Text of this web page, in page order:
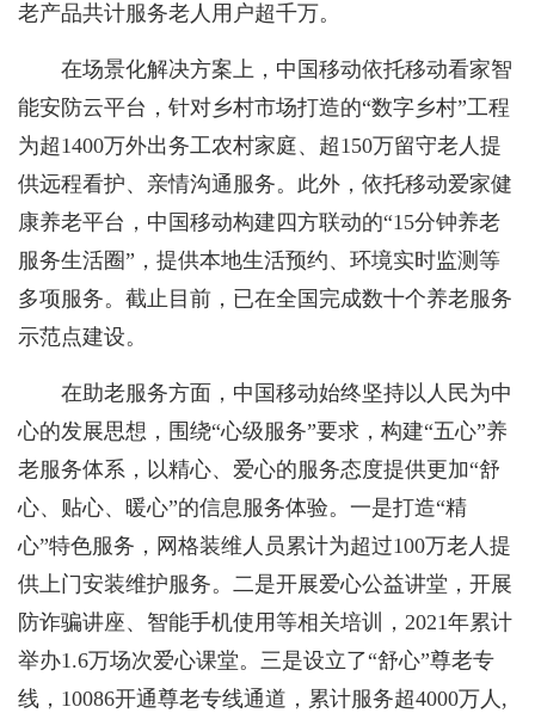
老产品共计服务老人用户超千万。
在场景化解决方案上，中国移动依托移动看家智
能安防云平台，针对乡村市场打造的“数字乡村”工程
为超1400万外出务工农村家庭、超150万留守老人提
供远程看护、亲情沟通服务。此外，依托移动爱家健
康养老平台，中国移动构建四方联动的“15分钟养老
服务生活圈”，提供本地生活预约、环境实时监测等
多项服务。截止目前，已在全国完成数十个养老服务
示范点建设。
在助老服务方面，中国移动始终坚持以人民为中
心的发展思想，围绕“心级服务”要求，构建“五心”养
老服务体系，以精心、爱心的服务态度提供更加“舒
心、贴心、暖心”的信息服务体验。一是打造“精
心”特色服务，网格装维人员累计为超过100万老人提
供上门安装维护服务。二是开展爱心公益讲堂，开展
防诈骗讲座、智能手机使用等相关培训，2021年累计
举办1.6万场次爱心课堂。三是设立了“舒心”尊老专
线，10086开通尊老专线通道，累计服务超4000万人,